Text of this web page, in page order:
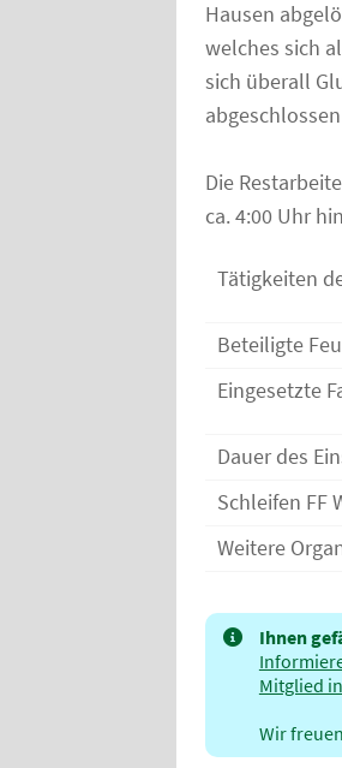
Hausen
welches sich
sich überall
Die
ca. 4:00 Uhr
Tätigkeiten
Beteiligte
Eingesetzte
Dauer des
Schleifen FF
Weitere
Ihnen
Mitglied
Wir